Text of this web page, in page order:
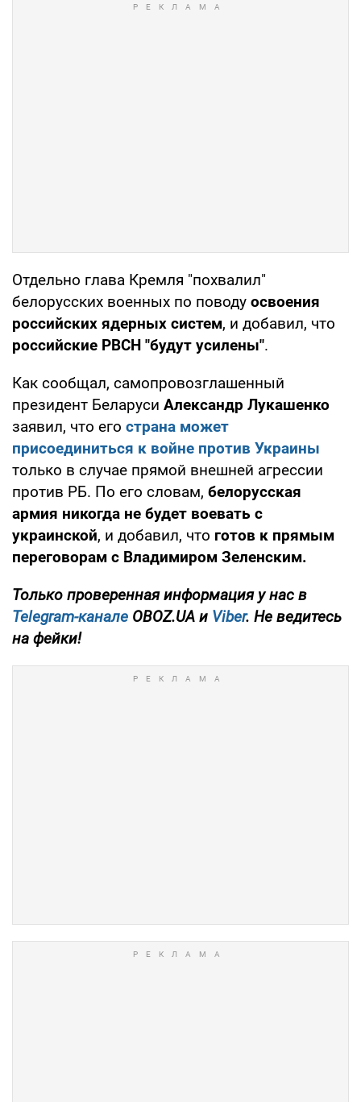
Отдельно глава Кремля "похвалил"
белорусских военных по поводу освоения
российских ядерных систем, и добавил, что
российские РВСН "будут усилены".
Как сообщал, самопровозглашенный
президент Беларуси Александр Лукашенко
заявил, что его страна может
присоединиться к войне против Украины
только в случае прямой внешней агрессии
против РБ. По его словам, белорусская
армия никогда не будет воевать с
украинской, и добавил, что готов к прямым
переговорам с Владимиром Зеленским.
Только проверенная информация у нас в
Telegram-канале OBOZ.UA и Viber. Не ведитесь
на фейки!